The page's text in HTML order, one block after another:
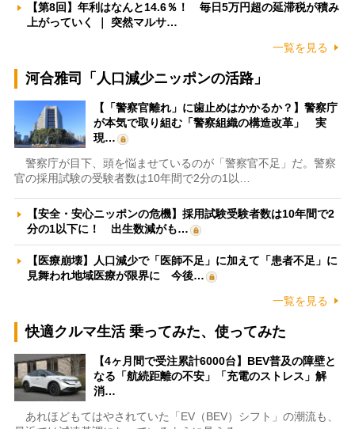
【第8回】年利はなんと14.6％！ 毎日5万円超の延滞税が積み
上がっていく ｜ 突然マルサ…
一覧を見る
河合雅司「人口減少ニッポンの活路」
【「警察官離れ」に歯止めはかかるか？】警察庁
が本気で取り組む「警察組織の構造改革」 実
現…
警察庁が目下、頭を悩ませているのが「警察官不足」だ。警察
官の採用試験の受験者数は10年間で2分の1以…
【安全・安心ニッポンの危機】採用試験受験者数は10年間で2
分の1以下に！ 出生数減がも…
【医療崩壊】人口減少で「医師不足」に加えて「患者不足」に
見舞われ地域医療が限界に 今後…
一覧を見る
快適クルマ生活 乗ってみた、使ってみた
【4ヶ月間で受注累計6000台】BEV普及の障壁と
なる「航続距離の不安」「充電のストレス」解
消…
あれほどもてはやされていた「EV（BEV）シフト」の潮流も、